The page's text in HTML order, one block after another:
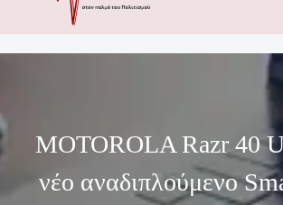
MOTOROLA Razr 40
νέο αναδιπλούμενο